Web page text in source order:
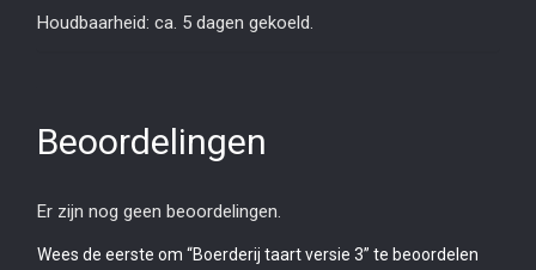
Houdbaarheid: ca. 5 dagen gekoeld.
Beoordelingen
Er zijn nog geen beoordelingen.
Wees de eerste om “Boerderij taart versie 3” te beoordelen